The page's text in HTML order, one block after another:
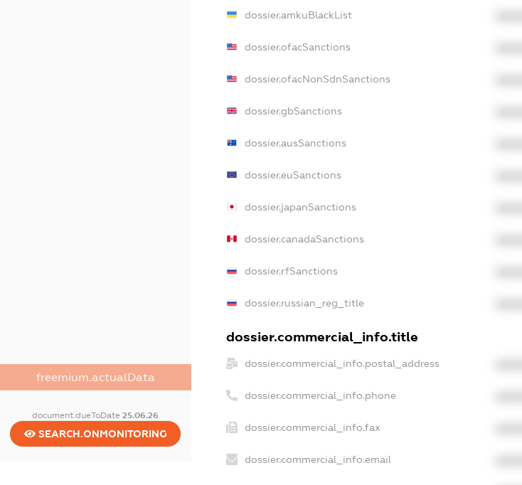
freemium.actualData
document.dueToDate25.06.26
SEARCH.ONMONITORING
dossier.amkuBlackList
dossier.ofacSanctions
dossier.ofacNonSdnSanctions
dossier.gbSanctions
dossier.ausSanctions
dossier.euSanctions
dossier.japanSanctions
dossier.canadaSanctions
dossier.rfSanctions
dossier.russian_reg_title
dossier.commercial_info.title
dossier.commercial_info.postal_address
dossier.commercial_info.phone
dossier.commercial_info.fax
dossier.commercial_info.email